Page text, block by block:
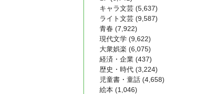
キャラ文芸 (5,637)
ライト文芸 (9,587)
青春 (7,922)
現代文学 (9,622)
大衆娯楽 (6,075)
経済・企業 (437)
歴史・時代 (3,224)
児童書・童話 (4,658)
絵本 (1,046)